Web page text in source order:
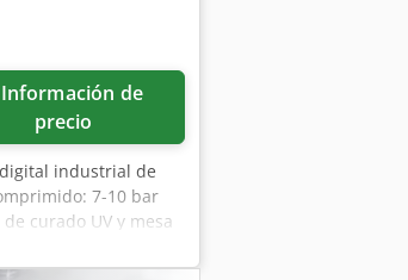
precio
industrial de
7-10 bar
curado UV y mesa
5950 mm/2900